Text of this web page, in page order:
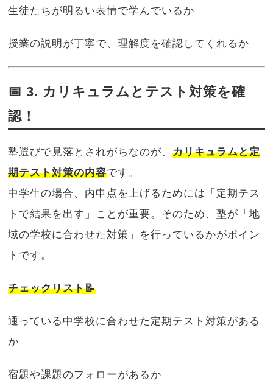
生徒たちが明るい表情で学んでいるか
授業の説明が丁寧で、理解度を確認してくれるか
📅 3. カリキュラムとテスト対策を確
認！
塾選びで見落とされがちなのが、カリキュラムと定
期テスト対策の内容です。
中学生の場合、内申点を上げるためには「定期テス
トで結果を出す」ことが重要。そのため、塾が「地
域の学校に合わせた対策」を行っているかがポイン
トです。
チェックリスト📝
通っている中学校に合わせた定期テスト対策がある
か
宿題や課題のフォローがあるか